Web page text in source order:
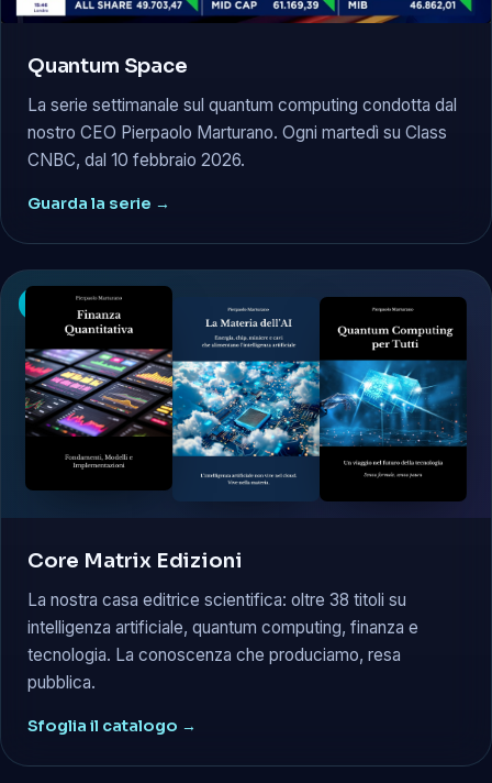
Quantum Space
La serie settimanale sul quantum computing condotta dal
nostro CEO Pierpaolo Marturano. Ogni martedì su Class
CNBC, dal 10 febbraio 2026.
Guarda la serie →
● CASA EDITRICE
Core Matrix Edizioni
La nostra casa editrice scientifica: oltre 38 titoli su
intelligenza artificiale, quantum computing, finanza e
tecnologia. La conoscenza che produciamo, resa
pubblica.
Sfoglia il catalogo →